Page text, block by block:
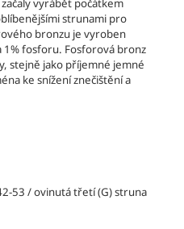
vyrábět počátkem
strunami pro
bronzu je vyroben
1% fosforu. Fosforová bronz
stejně jako příjemné jemné
ke snížení znečištění a
53 / ovinutá třetí (G) struna